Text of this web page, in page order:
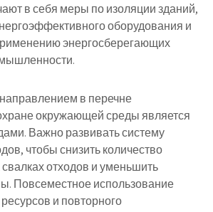
в себя меры по изоляции зданий,
оборудования и
энергосберегающих
в перечне
окружающей среды является
Важно развивать систему
чтобы снизить количество
отходов и уменьшить
Повсеместное использование
и повторного